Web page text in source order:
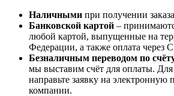
Наличными при получении
Банковской картой –
любой картой, выпущенные на
Федерации, а также оплата через
Безналичным переводом по
мы выставим счёт для оплаты. Для
направьте заявку на электронную
компании.